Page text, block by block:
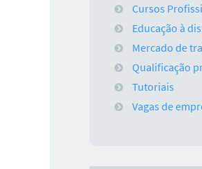
Cursos
Educação à
Mercado de
Qualificação
Tutoriais
Vagas de